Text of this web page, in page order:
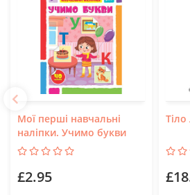
Мої перші навчальні
наліпки. Учимо букви
£2.95